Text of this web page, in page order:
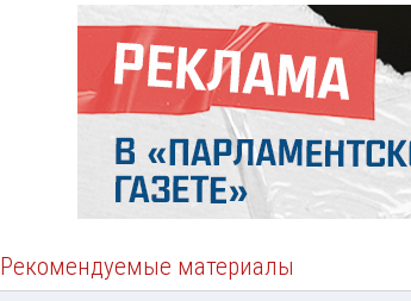
Рекомендуемые материалы